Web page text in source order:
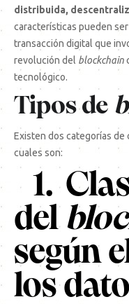
distribuida,
características pueden
transacción digital que
revolución del blockchain
tecnológico.
Tipos de
Existen dos categorías de
cuales son:
1.
del
según
los